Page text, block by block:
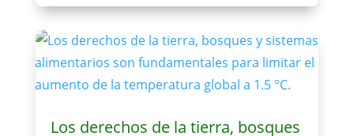
Los derechos de la tierra, bosques